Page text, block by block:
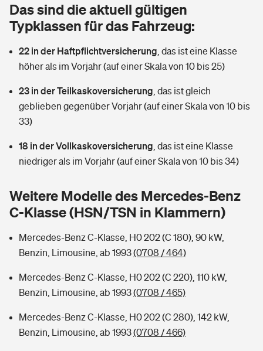
Rentenrechner: Wie viel Geld bekomme ich im Alter?
Wer versichert was: Jetzt Versicherer finden
Vermieterrrechtsschutz
Mietkautionsversicherung
Zur Übersicht
Tools
Hochwasser-Check: Wie gefährdet ist Ihr Haus?
Wer versichert was: Jetzt Versicherer finden
Sie haben Fragen?
Kinderunfall­ver­si­che­rung
Reiseversicherung
Handyversicherung
Private Cyberversicherung
Musikinstrumentenversicherung
Zur Übersicht
Tools
Kinderunfall-Check: Mehr Sicherheit für deine Kids
Tierkrankenversicherung
Zur Übersicht
Tools
Sie haben Fragen?
Rentenrechner: Wie viel Geld bekomme ich im Alter?
Das sind die aktuell gültigen
Typklassen für das Fahrzeug:
22 in der Haftpflichtversicherung das ist eine Klasse
höher als im Vorjahr (auf einer Skala von 10 bis 25)
23 in der Teilkaskoversicherung das ist gleich
geblieben gegenüber Vorjahr (auf einer Skala von 10 bis
33)
18 in der Vollkaskoversicherung das ist eine Klasse
niedriger als im Vorjahr (auf einer Skala von 10 bis 34)
Weitere Modelle des Mercedes-Benz
C-Klasse (HSN/TSN in Klammern)
Mercedes-Benz C-Klasse, H0 202 (C 180), 90 kW,
Benzin, Limousine, ab 1993(0708 / 464)
Mercedes-Benz C-Klasse, H0 202 (C 220), 110 kW,
Benzin, Limousine, ab 1993(0708 / 465)
Mercedes-Benz C-Klasse, H0 202 (C 280), 142 kW,
Benzin, Limousine, ab 1993(0708 / 466)